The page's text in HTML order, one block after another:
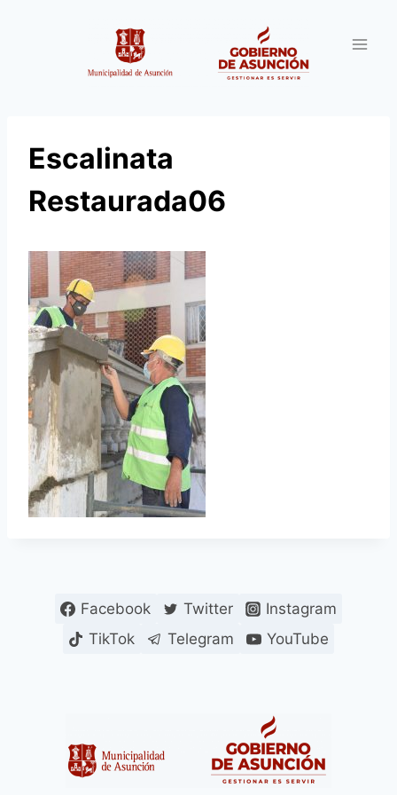
Escalinata
Restaurada06
Facebook Twitter
Instagram
TikTok
Telegram YouTube